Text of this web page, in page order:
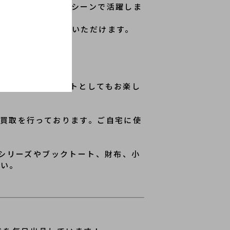
ングなど様々なシーンで活躍しま
広く取り入れていただけます。
ートのアクセントとしてもお楽し
取を行っております。ご自宅に使
リーズやブックトート、財布、小
。